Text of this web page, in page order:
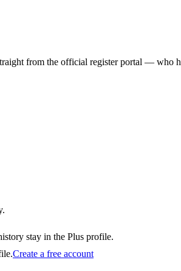
from the official register portal — who
stay in the Plus profile.
Create a free account